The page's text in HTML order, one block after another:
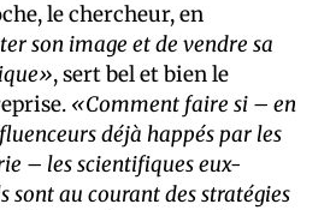
le chercheur, en
son image et de vendre sa
, sert bel et bien le
«Comment faire si – en
déjà happés par les
– les scientifiques eux-
sont au courant des stratégies